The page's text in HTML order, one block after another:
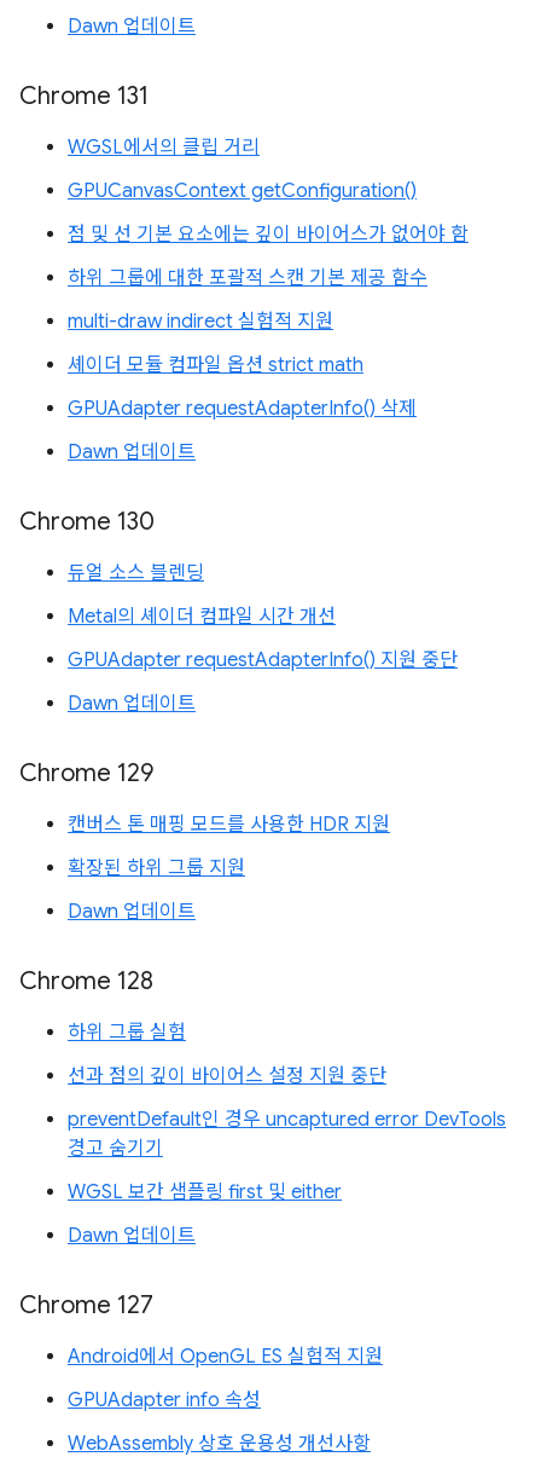
Dawn 업데이트
Chrome 131
WGSL에서의 클립 거리
GPUCanvasContext getConfiguration()
점 및 선 기본 요소에는 깊이 바이어스가 없어야 함
하위 그룹에 대한 포괄적 스캔 기본 제공 함수
multi-draw indirect 실험적 지원
셰이더 모듈 컴파일 옵션 strict math
GPUAdapter requestAdapterInfo() 삭제
Dawn 업데이트
Chrome 130
듀얼 소스 블렌딩
Metal의 셰이더 컴파일 시간 개선
GPUAdapter requestAdapterInfo() 지원 중단
Dawn 업데이트
Chrome 129
캔버스 톤 매핑 모드를 사용한 HDR 지원
확장된 하위 그룹 지원
Dawn 업데이트
Chrome 128
하위 그룹 실험
선과 점의 깊이 바이어스 설정 지원 중단
preventDefault인 경우 uncaptured error DevTools
경고 숨기기
WGSL 보간 샘플링 first 및 either
Dawn 업데이트
Chrome 127
Android에서 OpenGL ES 실험적 지원
GPUAdapter info 속성
WebAssembly 상호 운용성 개선사항